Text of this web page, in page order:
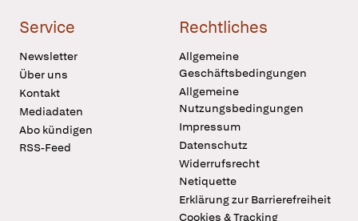
Service
Newsletter
Über uns
Kontakt
Mediadaten
Abo kündigen
RSS-Feed
Rechtliches
Allgemeine
Geschäftsbedingungen
Allgemeine
Nutzungsbedingungen
Impressum
Datenschutz
Widerrufsrecht
Netiquette
Erklärung zur Barrierefreiheit
Cookies & Tracking